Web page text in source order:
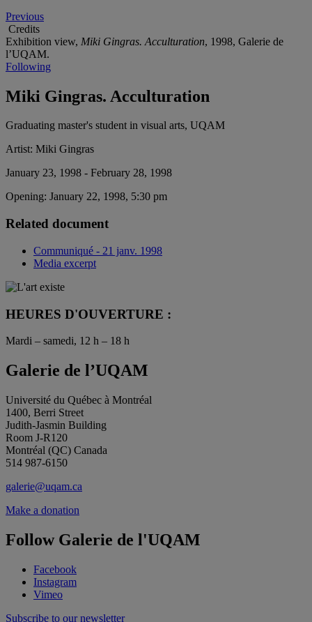
Previous
Credits
Exhibition view, Miki Gingras. Acculturation, 1998, Galerie de
l’UQAM.
Following
Miki Gingras. Acculturation
Graduating master's student in visual arts, UQAM
Artist: Miki Gingras
January 23, 1998 - February 28, 1998
Opening: January 22, 1998, 5:30 pm
Related document
Communiqué - 21 janv. 1998
Media excerpt
HEURES D'OUVERTURE :
Mardi – samedi, 12 h – 18 h
Galerie de l’UQAM
Université du Québec à Montréal
1400, Berri Street
Judith-Jasmin Building
Room J-R120
Montréal (QC) Canada
514 987-6150
galerie@uqam.ca
Make a donation
Follow Galerie de l'UQAM
Facebook
Instagram
Vimeo
Subscribe to our newsletter